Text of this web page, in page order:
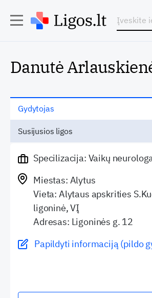
Danutė
Gydytojas
Susijusios ligos
Specilizacija: Vaikų
Miestas: Alytus
Vieta: Alytaus apskrities
ligoninė, VĮ
Adresas: Ligoninės g. 12
Papildyti informaciją (pildo